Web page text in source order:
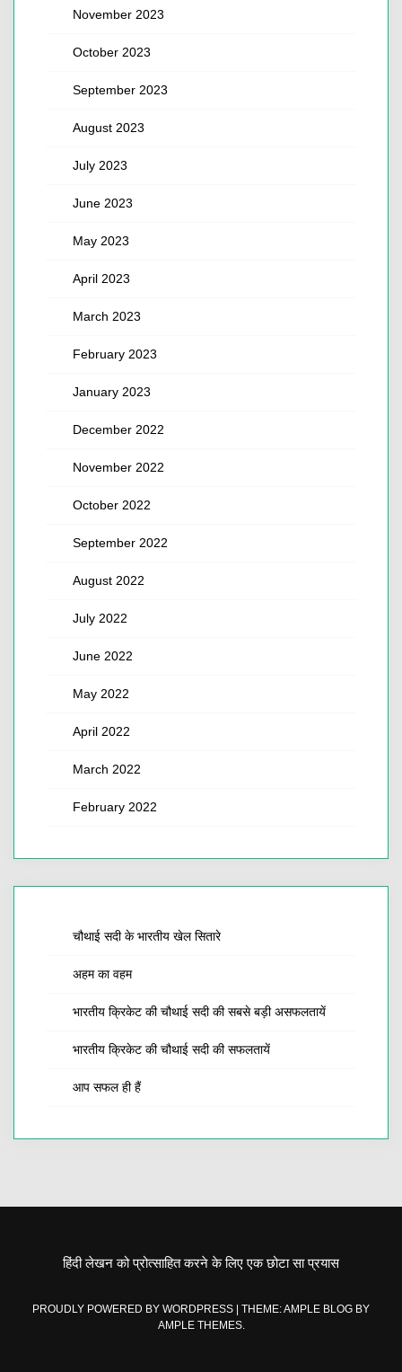
November 2023
October 2023
September 2023
August 2023
July 2023
June 2023
May 2023
April 2023
March 2023
February 2023
January 2023
December 2022
November 2022
October 2022
September 2022
August 2022
July 2022
June 2022
May 2022
April 2022
March 2022
February 2022
चौथाई सदी के भारतीय खेल सितारे
अहम का वहम
भारतीय क्रिकेट की चौथाई सदी की सबसे बड़ी असफलतायें
भारतीय क्रिकेट की चौथाई सदी की सफलतायें
आप सफल ही हैं
हिंदी लेखन को प्रोत्साहित करने के लिए एक छोटा सा प्रयास
PROUDLY POWERED BY WORDPRESS
THEME: AMPLE BLOG BY
AMPLE THEMES.